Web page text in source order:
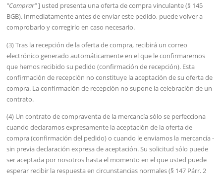
"Comprar"] usted presenta una oferta de compra vinculante (§ 145
BGB). Inmediatamente antes de enviar este pedido, puede volver a
comprobarlo y corregirlo en caso necesario.
(3) Tras la recepción de la oferta de compra, recibirá un correo
electrónico generado automáticamente en el que le confirmaremos
que hemos recibido su pedido (confirmación de recepción). Esta
confirmación de recepción no constituye la aceptación de su oferta de
compra. La confirmación de recepción no supone la celebración de un
contrato.
(4) Un contrato de compraventa de la mercancía sólo se perfecciona
cuando declaramos expresamente la aceptación de la oferta de
compra (confirmación del pedido) o cuando le enviamos la mercancía -
sin previa declaración expresa de aceptación. Su solicitud sólo puede
ser aceptada por nosotros hasta el momento en el que usted puede
esperar recibir la respuesta en circunstancias normales (§ 147 Párr. 2